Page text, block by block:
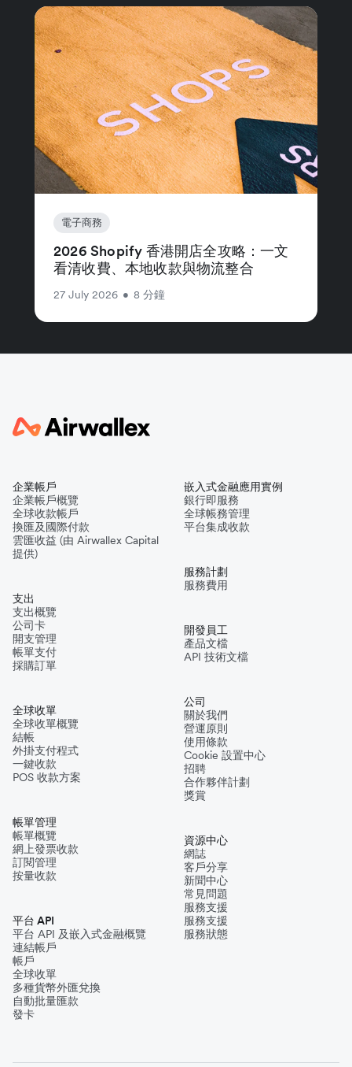
電子商務
2026 Shopify 香港開店全攻略：一文
看清收費、本地收款與物流整合
27 July 2026 • 8 分鐘
企業帳戶
企業帳戶概覽
全球收款帳戶
換匯及國際付款
雲匯收益 (由 Airwallex Capital
提供)
支出
支出概覽
公司卡
開支管理
帳單支付
採購訂單
全球收單
全球收單概覽
結帳
外掛支付程式
一鍵收款
POS 收款方案
帳單管理
帳單概覽
網上發票收款
訂閱管理
按量收款
平台 API
平台 API 及嵌入式金融概覽
連結帳戶
帳戶
全球收單
多種貨幣外匯兌換
自動批量匯款
發卡
嵌入式金融應用實例
銀行即服務
全球帳務管理
平台集成收款
服務計劃
服務費用
開發員工
產品文檔
API 技術文檔
公司
關於我們
營運原則
使用條款
Cookie 設置中心
招聘
合作夥伴計劃
獎賞
資源中心
網誌
客戶分享
新聞中心
常見問題
服務支援
服務支援
服務狀態